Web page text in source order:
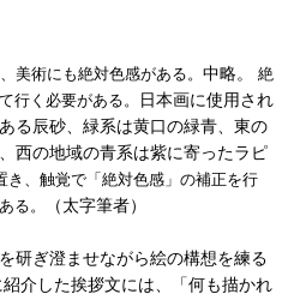
美術にも絶対色感がある。 中略。 絶
行く必要がある。
日本画に使用され
る辰砂、緑系は黄口の緑青、東の
西の地域の青系は紫に寄ったラピ
き、触覚で「絶対色感」の補正を行
る。
（太字筆者）
研ぎ澄ませながら絵の構想を練る
介した挨拶文には、「何も描かれ